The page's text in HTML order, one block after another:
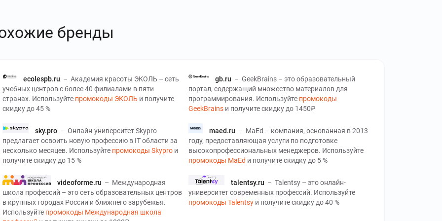
бренды
ecolespb.ru – Академия красоты ЭКОЛЬ – сеть
учебных центров с более 40 филиалами в пяти
странах. Используйте промокоды ЭКОЛЬ и получите
скидку до 45 %
gb.ru –GeekBrains – это образовательный
портал, содержащий множество материалов для
программирования. Используйте промокоды
GeekBrains и получите скидку до 1450₽
sky.pro– Онлайн-университет Skypro
предлагает освоить новую профессию в ІТ области за
несколько месяцев. Используйте промокоды Skypro и
получите скидку до 15 %
maed.ru – MaEd – компания, основанная в 2013
году, предоставляющая услуги по подготовке
высокопрофессиональных менеджеров. Используйте
промокоды MaEd и получите скидку до 5 %
videoforme.ru – Международная
школа профессий – это сеть образовательных центров
в крупных городах России и ближнего зарубежья.
Используйте промокоды Международная школа
talentsy.ru – Talentsy – это онлайн-
университет современных профессий. Используйте
промокоды Talentsy и получите скидку до 40 %